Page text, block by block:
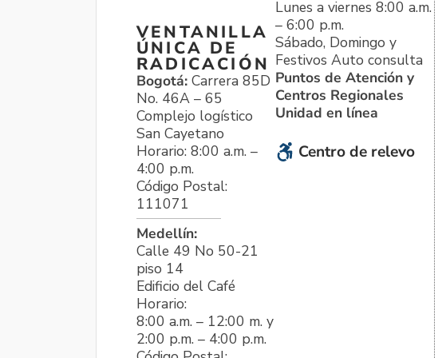
VENTANILLA
ÚNICA DE
RADICACIÓN
Bogotá: Carrera 85D
No. 46A – 65
Complejo logístico
San Cayetano
Horario: 8:00 a.m. –
4:00 p.m.
Código Postal:
111071
Medellín:
Calle 49 No 50-21
piso 14
Edificio del Café
Horario:
8:00 a.m. – 12:00 m. y
2:00 p.m. – 4:00 p.m.
Lunes a viernes 8:00 a.m.
– 6:00 p.m.
Sábado, Domingo y
Festivos Auto consulta
Puntos de Atención y
Centros Regionales
Unidad en línea
Centro de relevo